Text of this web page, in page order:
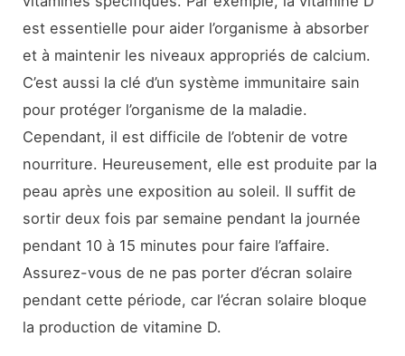
est essentielle pour aider l’organisme à absorber
et à maintenir les niveaux appropriés de calcium.
C’est aussi la clé d’un système immunitaire sain
pour protéger l’organisme de la maladie.
Cependant, il est difficile de l’obtenir de votre
nourriture. Heureusement, elle est produite par la
peau après une exposition au soleil. Il suffit de
sortir deux fois par semaine pendant la journée
pendant 10 à 15 minutes pour faire l’affaire.
Assurez-vous de ne pas porter d’écran solaire
pendant cette période, car l’écran solaire bloque
la production de vitamine D.